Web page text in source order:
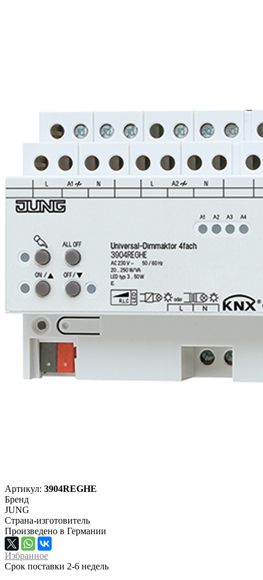
Артикул: 3904REGHE
Бренд
JUNG
Страна-изготовитель
Произведено в Германии
Избранное
Срок поставки 2-6 недель